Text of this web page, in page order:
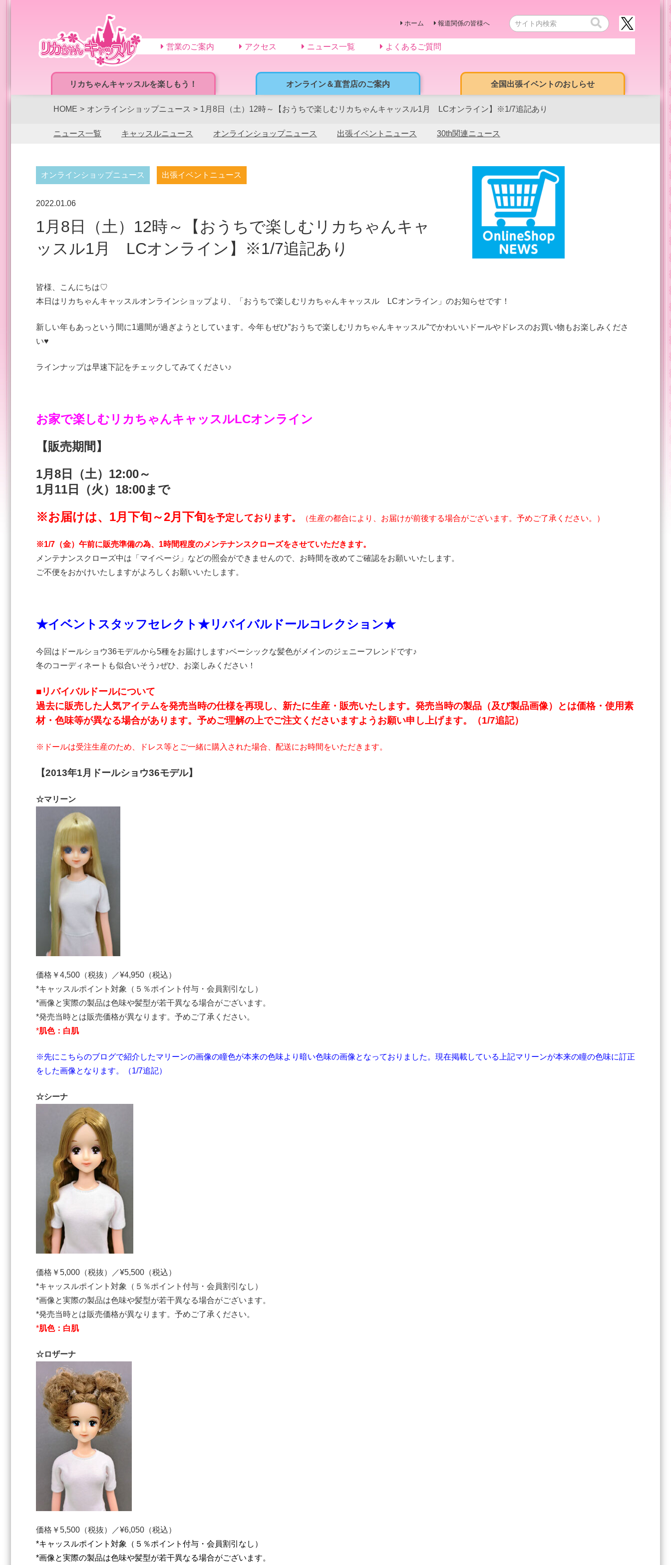
リカちゃんキャッスルを楽しもう！ オンライン＆直営店のご案内 全国出張イベントのおしらせ
ホーム 報道関係の皆様へ
営業のご案内 アクセス ニュース一覧 よくあるご質問
HOME オンラインショップニュース 1月8日（土）12時～【おうちで楽しむリカちゃんキャッスル1月 LCオンライン】※1/7追記あり
ニュース一覧 キャッスルニュース オンラインショップニュース 出張イベントニュース 30th関連ニュース
オンラインショップニュース 出張イベントニュース
2022.01.06
1月8日（土）12時～【おうちで楽しむリカちゃんキャ
ッスル1月 LCオンライン】※1/7追記あり
皆様、こんにちは♡
本日はリカちゃんキャッスルオンラインショップより、「おうちで楽しむリカちゃんキャッスル LCオンライン」のお知らせです！
新しい年もあっという間に1週間が過ぎようとしています。今年もぜひ”おうちで楽しむリカちゃんキャッスル”でかわいいドールやドレスのお買い物もお楽しみくださ
い♥
ラインナップは早速下記をチェックしてみてください♪
お家で楽しむリカちゃんキャッスルLCオンライン
【販売期間】
1月8日（土）12:00～
1月11 日（火）18:00まで
※お届けは、1月下旬～2月下旬を予定しております。 （生産の都合により、お届けが前後する場合がございます。予めご了承ください。）
※1/7（金）午前に販売準備の為、1時間程度のメンテナンスクローズをさせていただきます。
メンテナンスクローズ中は「マイページ」などの照会ができませんので、お時間を改めてご確認をお願いいたします。
ご不便をおかけいたしますがよろしくお願いいたします。
★イベントスタッフセレクト★リバイバルドールコレクション★
今回はドールショウ36モデルから5種をお届けします♪ベーシックな髪色がメインのジェニーフレンドです♪
冬のコーディネートも似合いそう♪ぜひ、お楽しみください！
■リバイバルドールについて
過去に販売した人気アイテムを発売当時の仕様を再現し、新たに生産・販売いたします。発売当時の製品（及び製品画像）とは価格・使用素
材・色味等が異なる場合があります。予めご理解の上でご注文くださいますようお願い申し上げます。（1/7追記）
※ドールは受注生産のため、ドレス等とご一緒に購入された場合、配送にお時間をいただきます。
【2013年1月ドールショウ36モデル】
☆マリーン
価格￥4,500（税抜）／¥4,950（税込）
*キャッスルポイント対象（５％ポイント付与・会員割引なし）
*画像と実際の製品は色味や髪型が若干異なる場合がございます。
*発売当時とは販売価格が異なります。予めご了承ください。
*肌色：白肌
※先にこちらのブログで紹介したマリーンの画像の瞳色が本来の色味より暗い色味の画像となっておりました。現在掲載している上記マリーンが本来の瞳の色味に訂正
をした画像となります。（1/7追記）
☆シーナ
価格￥5,000（税抜）／¥5,500（税込）
*キャッスルポイント対象（５％ポイント付与・会員割引なし）
*画像と実際の製品は色味や髪型が若干異なる場合がございます。
*発売当時とは販売価格が異なります。予めご了承ください。
*肌色：白肌
☆ロザーナ
価格￥5,500（税抜）／¥6,050（税込）
*キャッスルポイント対象（５％ポイント付与・会員割引なし）
*画像と実際の製品は色味や髪型が若干異なる場合がございます。